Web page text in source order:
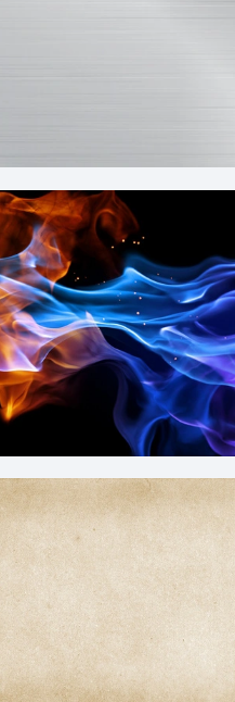
属拉丝钢板背景
黑色动感火焰背景